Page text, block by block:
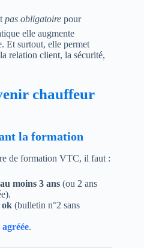
pas obligatoire pour
elle augmente
Et surtout, elle permet
relation client, la sécurité,
chauffeur
la formation
de formation VTC, il faut :
moins 3 ans (ou 2 ans
ok (bulletin n°2 sans
.